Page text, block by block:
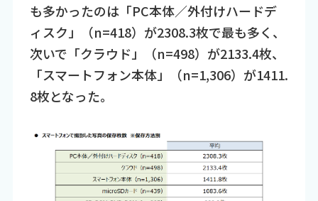
も多かったのは「PC本体／外付けハードデ
ィスク」（n=418）が2308.3枚で最も多く、
次いで「クラウド」（n=498）が2133.4枚、
「スマートフォン本体」（n=1,306）が1411.
8枚となった。